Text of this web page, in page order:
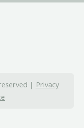
| Privacy